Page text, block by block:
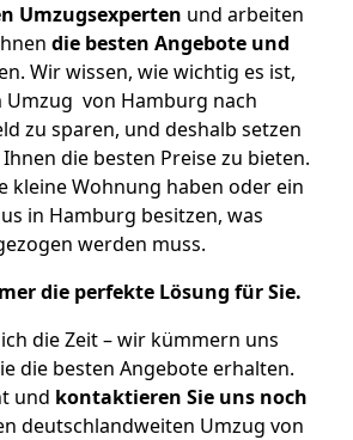
Umzugsexperten und arbeiten
die besten Angebote und
Wir wissen, wie wichtig es ist,
Umzug von Hamburg nach
zu sparen, und deshalb setzen
die besten Preise zu bieten.
kleine Wohnung haben oder ein
in Hamburg besitzen, was
werden muss.
die perfekte Lösung für Sie.
die Zeit – wir kümmern uns
die besten Angebote erhalten.
und kontaktieren Sie uns noch
deutschlandweiten Umzug von